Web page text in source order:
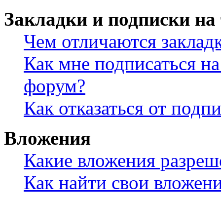
Закладки и подписки
Чем отличаются
Как мне подписаться
форум?
Как отказаться от
Вложения
Какие вложения
Как найти свои